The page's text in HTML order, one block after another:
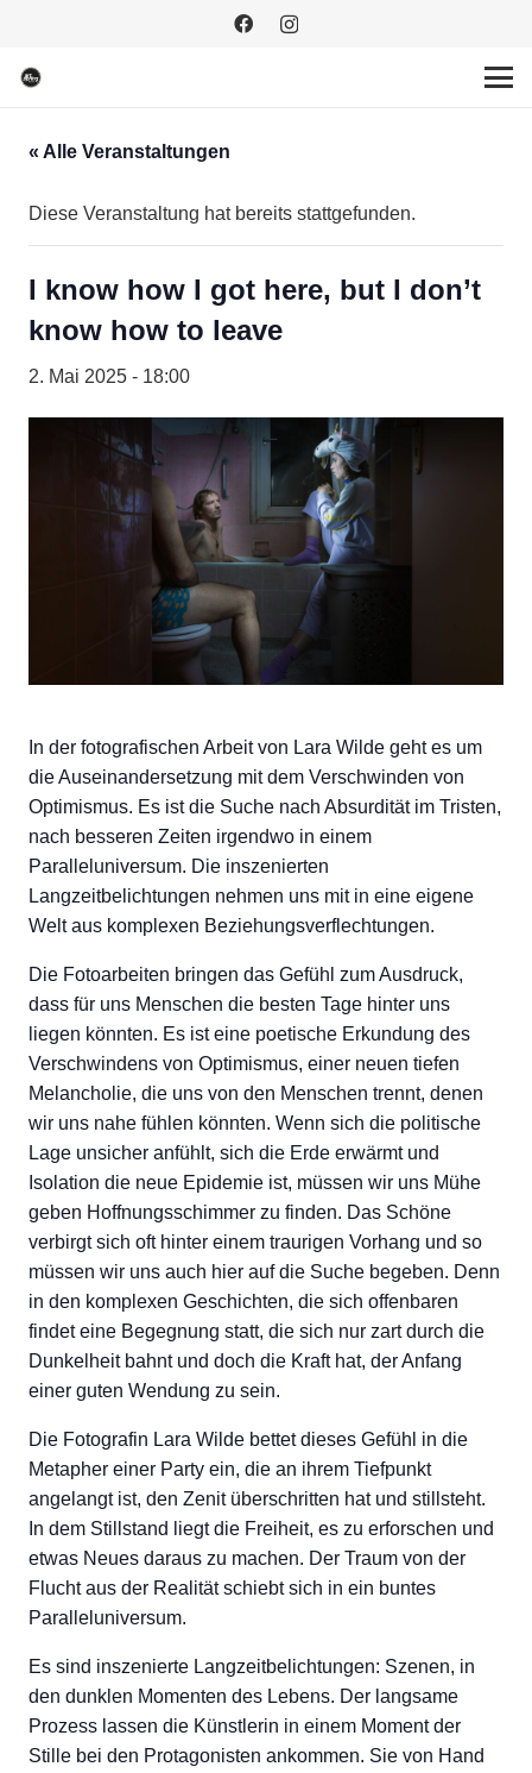
« Alle Veranstaltungen
Diese Veranstaltung hat bereits stattgefunden.
I know how I got here, but I don’t
know how to leave
2. Mai 2025 - 18:00
In der fotografischen Arbeit von Lara Wilde geht es um
die Auseinandersetzung mit dem Verschwinden von
Optimismus. Es ist die Suche nach Absurdität im Tristen,
nach besseren Zeiten irgendwo in einem
Paralleluniversum. Die inszenierten
Langzeitbelichtungen nehmen uns mit in eine eigene
Welt aus komplexen Beziehungsverflechtungen.
Die Fotoarbeiten bringen das Gefühl zum Ausdruck,
dass für uns Menschen die besten Tage hinter uns
liegen könnten. Es ist eine poetische Erkundung des
Verschwindens von Optimismus, einer neuen tiefen
Melancholie, die uns von den Menschen trennt, denen
wir uns nahe fühlen könnten. Wenn sich die politische
Lage unsicher anfühlt, sich die Erde erwärmt und
Isolation die neue Epidemie ist, müssen wir uns Mühe
geben Hoffnungsschimmer zu finden. Das Schöne
verbirgt sich oft hinter einem traurigen Vorhang und so
müssen wir uns auch hier auf die Suche begeben. Denn
in den komplexen Geschichten, die sich offenbaren
findet eine Begegnung statt, die sich nur zart durch die
Dunkelheit bahnt und doch die Kraft hat, der Anfang
einer guten Wendung zu sein.
Die Fotografin Lara Wilde bettet dieses Gefühl in die
Metapher einer Party ein, die an ihrem Tiefpunkt
angelangt ist, den Zenit überschritten hat und stillsteht.
In dem Stillstand liegt die Freiheit, es zu erforschen und
etwas Neues daraus zu machen. Der Traum von der
Flucht aus der Realität schiebt sich in ein buntes
Paralleluniversum.
Es sind inszenierte Langzeitbelichtungen: Szenen, in
den dunklen Momenten des Lebens. Der langsame
Prozess lassen die Künstlerin in einem Moment der
Stille bei den Protagonisten ankommen. Sie von Hand